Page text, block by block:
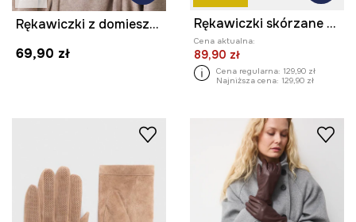
Rękawiczki z domieszką wełny damskie kolor beżowy
69,90 zł
Rękawiczki skórzane damskie z aplikacją kolor czarny
Cena aktualna:
89,90 zł
Cena regularna: 129,90 zł
Najniższa cena: 129,90 zł